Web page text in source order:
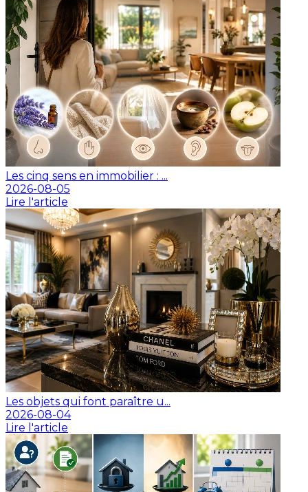
Les cinq sens en immobilier : ...
2026-08-05
Lire l'article
Les objets qui font paraître u...
2026-08-04
Lire l'article